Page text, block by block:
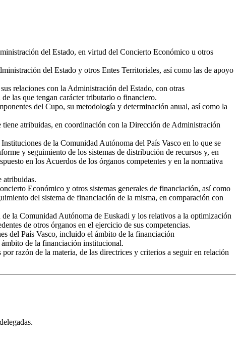
del Estado, en virtud del Concierto Económico u otros
del Estado y otros Entes Territoriales, así como las de apoyo
relaciones con la Administración del Estado, con otras
las que tengan carácter tributario o financiero.
del Cupo, su metodología y determinación anual, así como la
atribuidas, en coordinación con la Dirección de Administración
de la Comunidad Autónoma del País Vasco en lo que se
y seguimiento de los sistemas de distribución de recursos y, en
en los Acuerdos de los órganos competentes y en la normativa
atribuidas.
Económico y otros sistemas generales de financiación, así como
del sistema de financiación de la misma, en comparación con
la Comunidad Autónoma de Euskadi y los relativos a la optimización
de otros órganos en el ejercicio de sus competencias.
del País Vasco, incluido el ámbito de la financiación
de la financiación institucional.
razón de la materia, de las directrices y criterios a seguir en relación